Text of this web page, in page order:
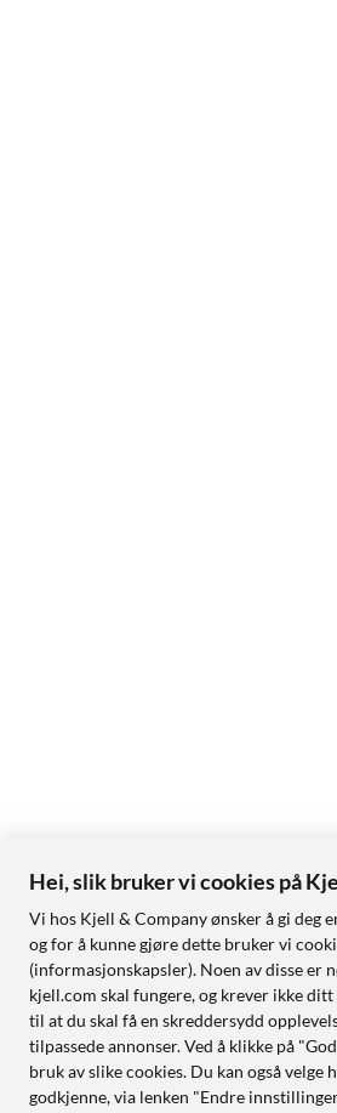
Hei, slik bruker vi cookies på
Vi hos Kjell & Company ønsker å gi deg
og for å kunne gjøre dette bruker vi
(informasjonskapsler). Noen av disse er
kjell.com skal fungere, og krever ikke
til at du skal få en skreddersydd
tilpassede annonser. Ved å klikke på
bruk av slike cookies. Du kan også velge
godkjenne, via lenken "Endre